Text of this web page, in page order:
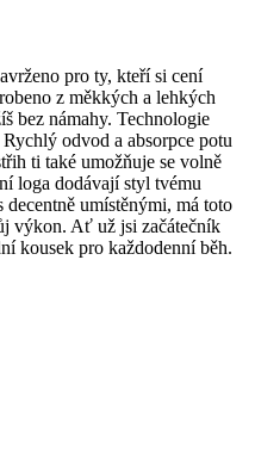
pro ty, kteří si cení
z měkkých a lehkých
bez námahy. Technologie
odvod a absorpce potu
ti také umožňuje se volně
loga dodávají styl tvému
umístěnými, má toto
výkon. Ať už jsi začátečník
kousek pro každodenní běh.